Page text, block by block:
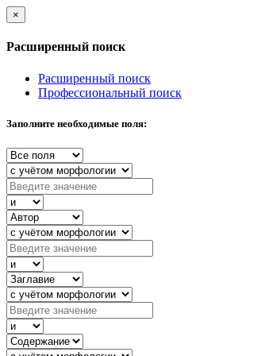
×
Расширенный поиск
Расширенный поиск
Профессиональный поиск
Заполните необходимые поля: